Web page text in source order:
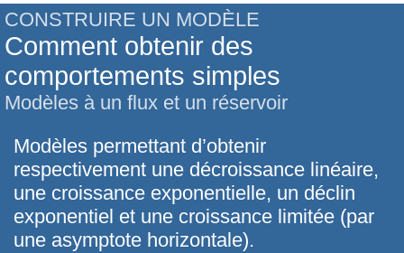
CONSTRUIRE UN MODÈLE
Comment obtenir des
comportements simples
Modèles à un flux et un réservoir
Modèles permettant d’obtenir
respectivement une décroissance linéaire,
une croissance exponentielle, un déclin
exponentiel et une croissance limitée (par
une asymptote horizontale).